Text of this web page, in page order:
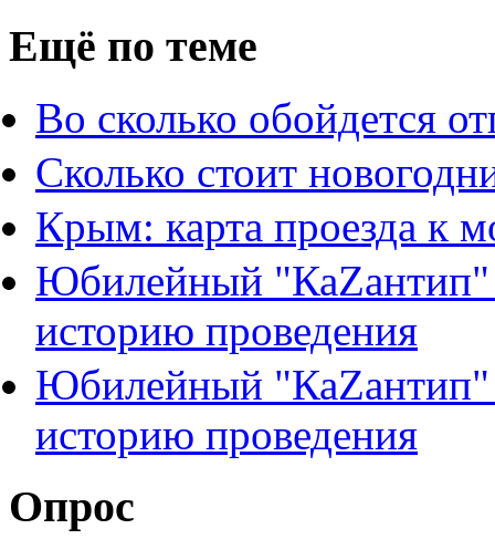
Ещё по теме
Во сколько обойдется
Сколько стоит
Крым: карта проезда к
Юбилейный "КаZантип"
историю проведения
Юбилейный "КаZантип"
историю проведения
Опрос